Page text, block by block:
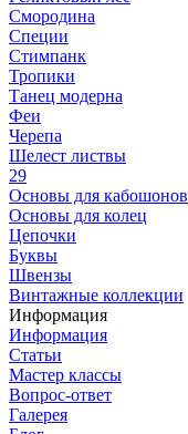
Смородина
Специи
Стимпанк
Тропики
Танец модерна
Феи
Черепа
Шелест листвы
29
Основы для кабошонов
Основы для колец
Цепочки
Буквы
Швензы
Винтажные коллекции
Информация
Информация
Статьи
Мастер классы
Вопрос-ответ
Галерея